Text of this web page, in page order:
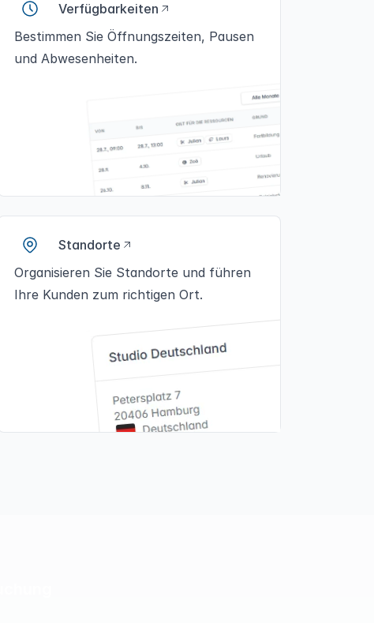
Verfügbarkeiten
Bestimmen Sie Öffnungszeiten, Pausen
und Abwesenheiten.
Standorte
Organisieren Sie Standorte und führen
Ihre Kunden zum richtigen Ort.